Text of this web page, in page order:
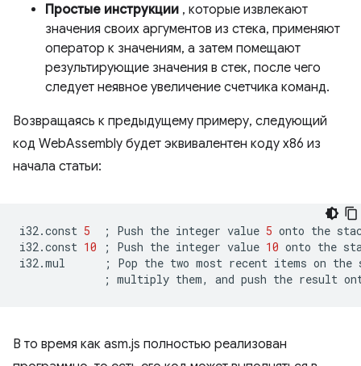
Простые инструкции , которые извлекают
значения своих аргументов из стека, применяют
оператор к значениям, а затем помещают
результирующие значения в стек, после чего
следует неявное увеличение счетчика команд.
Возвращаясь к предыдущему примеру, следующий
код WebAssembly будет эквивалентен коду x86 из
начала статьи:
i32.const 5 ; Push the integer value 5 onto the
i32.const 10 ; Push the integer value 10 onto the
i32.mul
; Pop the two most recent items on the
; multiply them, and push the result
В то время как asm.js полностью реализован